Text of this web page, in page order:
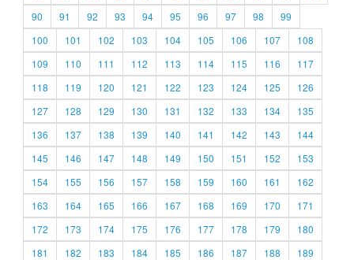
90
91 92 93 94 95 96 97 98
99
100
101 102 103 104 105 106 107
108
109
110 111 112 113 114 115 116
117
118
119 120 121 122 123 124 125
126
127
128 129 130 131 132 133 134
135
136
137 138 139 140 141 142 143
144
145
146 147 148 149 150 151 152
153
154
155 156 157 158 159 160 161
162
163
164 165 166 167 168 169 170
171
172
173 174 175 176 177 178 179
180
181
182 183 184 185 186 187 188
189